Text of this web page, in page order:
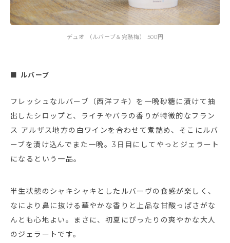
デュオ （ルバーブ＆完熟梅） 500円
■ ルバーブ
フレッシュなルバーブ（西洋フキ）を一晩砂糖に漬けて抽
出したシロップと、ライチやバラの香りが特徴的なフラン
ス アルザス地方の白ワインを合わせて煮詰め、そこにルバ
ーブを漬け込んでまた一晩。3日目にしてやっとジェラート
になるという一品。
半生状態のシャキシャキとしたルバーヴの食感が楽しく、
なにより鼻に抜ける華やかな香りと上品な甘酸っぱさがな
んとも心地よい。まさに、初夏にぴったりの爽やかな大人
のジェラートです。